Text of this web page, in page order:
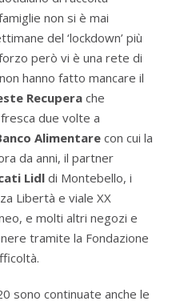
non si è mai
del ‘lockdown’ più
però vi è una rete di
hanno fatto mancare il
Recupera che
due volte a
Alimentarecon cui la
da anni, il partner
Lidl di Montebello, i
Libertà e viale XX
e molti altri negozi e
tramite la Fondazione
sono continuate anche le